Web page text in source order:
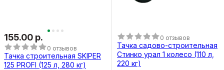
155.00 р.
0 отзывов
Тачка строительная SKIPER
125 PROFI (125 л, 280 кг)
0 отзывов
Тачка садово-строительная
Стинко урал 1 колесо (110 л,
220 кг)